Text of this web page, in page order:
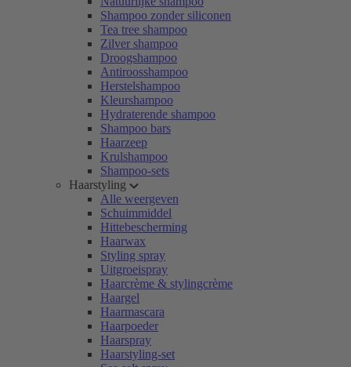
Shampoo zonder siliconen
Tea tree shampoo
Zilver shampoo
Droogshampoo
Antiroosshampoo
Herstelshampoo
Kleurshampoo
Hydraterende shampoo
Shampoo bars
Haarzeep
Krulshampoo
Shampoo-sets
Haarstyling
Alle weergeven
Schuimmiddel
Hittebescherming
Haarwax
Styling spray
Uitgroeispray
Haarcrème & stylingcrème
Haargel
Haarmascara
Haarpoeder
Haarspray
Haarstyling-set